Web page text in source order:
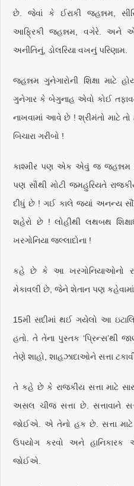
છે. જેવાં કે ઈરાકી જહન્નમ,
આફ્રિકી જહન્નમ, વગેરે. અને
અનીતિનું, ડોલરિયા વખનું પરિણામ.
જહન્નમ ગુનેગારોની શિક્ષા માટે
ગુનેગાર કે બેગુનાહ એવો કોઈ
નાખવામાં આવે છે ! શ્રીમંતો માટે
બિચારા ગરીબો !
કાશ્મીર પણ એક એવું જ
પણ સૌથી મોટી જમહુરિયતે
દીધું છે ! ગઈ કાલે જ્યાં અનન્ય
શહેરો છે ! લોહીથી લથબથ
ખરગોનિયા જલ્લાદોના !
કહે છે કે આ ખરગોનિયાઓનો
મેકાવલી છે, જેને શેતાન પણ
15મી સદીમાં થઈ ગયેલો આ
હતો. તે તેના પુસ્તક ‘પ્રિન્સ’થી
તેણે શાહો, શાહઝાદાઓને સત્તા
તે કહે છે કે રાજકીય સત્તા માટે
અસલ ચીજ સત્તા છે. સત્તાવાને
જોઈએ. એ તેનો હક છે. સત્તા માટે
ઉપયોગ કરવો અને હાનિકારક
જોઈએ.